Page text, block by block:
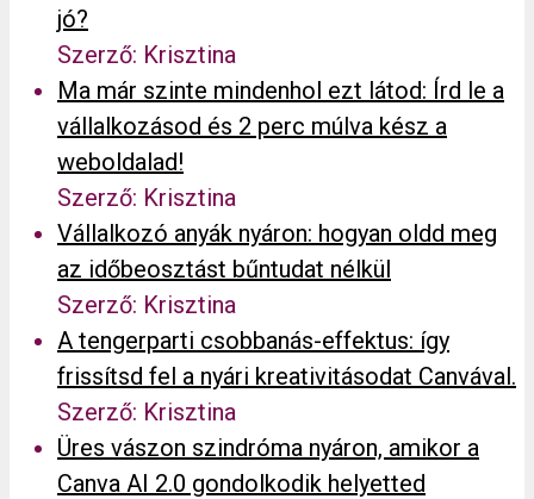
jó?
Szerző: Krisztina
Ma már szinte mindenhol ezt látod: Írd le a
vállalkozásod és 2 perc múlva kész a
weboldalad!
Szerző: Krisztina
Vállalkozó anyák nyáron: hogyan oldd meg
az időbeosztást bűntudat nélkül
Szerző: Krisztina
A tengerparti csobbanás-effektus: így
frissítsd fel a nyári kreativitásodat Canvával.
Szerző: Krisztina
Üres vászon szindróma nyáron, amikor a
Canva AI 2.0 gondolkodik helyetted